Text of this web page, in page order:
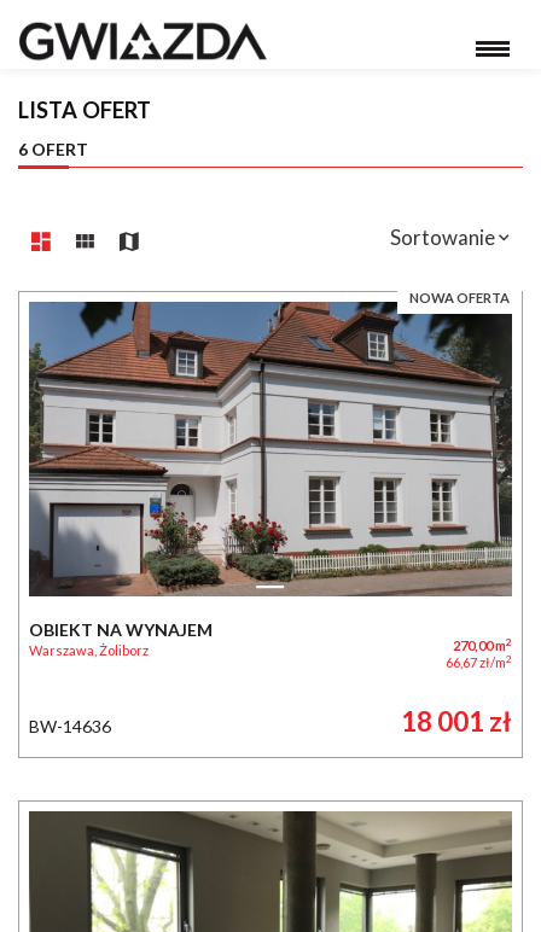
LISTA OFERT
6 OFERT
Sortowanie
NOWA OFERTA
OBIEKT NA WYNAJEM
Warszawa, Żoliborz 270,00 m2
66,67 zł/m2
BW-14636 18 001 zł